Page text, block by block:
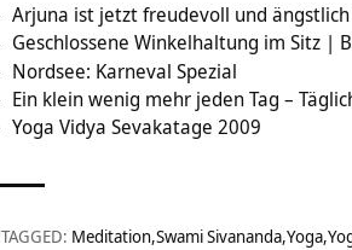
Arjuna ist jetzt freudevoll und
Geschlossene Winkelhaltung im Sitz |
Nordsee: Karneval Spezial
Ein klein wenig mehr jeden Tag –
Yoga Vidya Sevakatage 2009
TAGGED: Meditation Swami Sivananda Yoga